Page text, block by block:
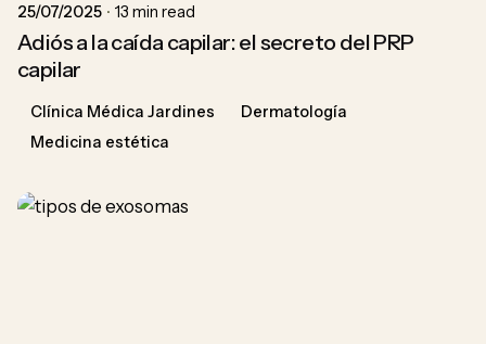
25/07/2025 13 min read
Adiós a la caída capilar: el secreto del PRP
capilar
Clínica Médica Jardines
Dermatología
Medicina estética